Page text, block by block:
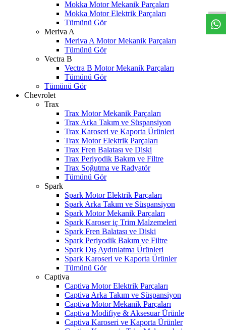
Mokka Motor Mekanik Parçaları
Mokka Motor Elektrik Parçaları
Tümünü Gör
Meriva A
Meriva A Motor Mekanik Parçaları
Tümünü Gör
Vectra B
Vectra B Motor Mekanik Parçaları
Tümünü Gör
Tümünü Gör
Chevrolet
Trax
Trax Motor Mekanik Parçaları
Trax Arka Takım ve Süspansiyon
Trax Karoseri ve Kaporta Ürünleri
Trax Motor Elektrik Parçaları
Trax Fren Balatası ve Diski
Trax Periyodik Bakım ve Filtre
Trax Soğutma ve Radyatör
Tümünü Gör
Spark
Spark Motor Elektrik Parçaları
Spark Arka Takım ve Süspansiyon
Spark Motor Mekanik Parçaları
Spark Karoser iç Trim Malzemeleri
Spark Fren Balatası ve Diski
Spark Periyodik Bakım ve Filtre
Spark Dış Aydınlatma Ürünleri
Spark Karoseri ve Kaporta Ürünler
Tümünü Gör
Captiva
Captiva Motor Elektrik Parçaları
Captiva Arka Takım ve Süspansiyon
Captiva Motor Mekanik Parçaları
Captiva Modifiye & Aksesuar Ürünle
Captiva Karoseri ve Kaporta Ürünler